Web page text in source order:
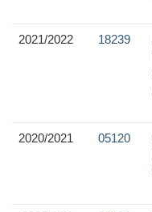
2021/2022 18239
2020/2021 05120